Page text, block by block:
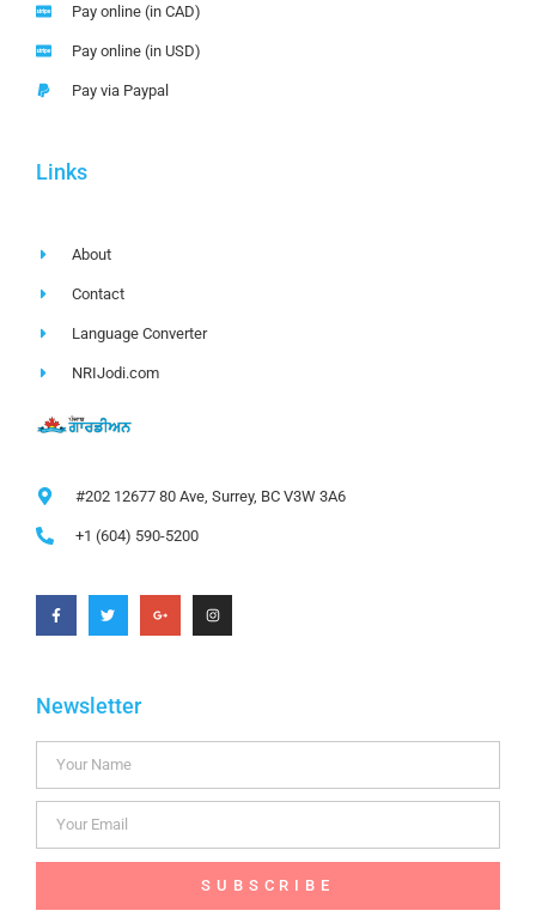
Pay online (in CAD)
Pay online (in USD)
Pay via Paypal
Links
About
Contact
Language Converter
NRIJodi.com
#202 12677 80 Ave, Surrey, BC V3W 3A6
+1 (604) 590-5200
Newsletter
SUBSCRIBE